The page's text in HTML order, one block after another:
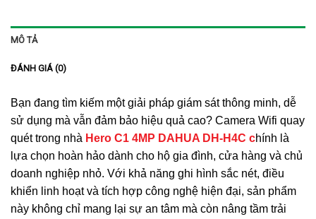
MÔ TẢ
ĐÁNH GIÁ (0)
Bạn đang tìm kiếm một giải pháp giám sát thông minh, dễ
sử dụng mà vẫn đảm bảo hiệu quả cao? Camera Wifi quay
quét trong nhà Hero C1 4MP DAHUA DH-H4C chính là
lựa chọn hoàn hảo dành cho hộ gia đình, cửa hàng và chủ
doanh nghiệp nhỏ. Với khả năng ghi hình sắc nét, điều
khiển linh hoạt và tích hợp công nghệ hiện đại, sản phẩm
này không chỉ mang lại sự an tâm mà còn nâng tầm trải